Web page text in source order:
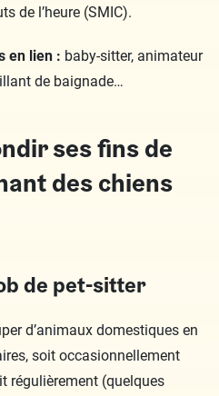
de l’heure (SMIC).
en lien : baby-sitter, animateur
de baignade…
ses fins de
des chiens
de pet-sitter
d’animaux domestiques en
soit occasionnellement
régulièrement (quelques